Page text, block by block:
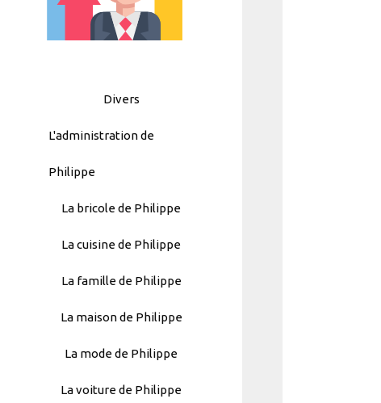
Divers
L'administration de
Philippe
La bricole de Philippe
La cuisine de Philippe
La famille de Philippe
La maison de Philippe
La mode de Philippe
La voiture de Philippe